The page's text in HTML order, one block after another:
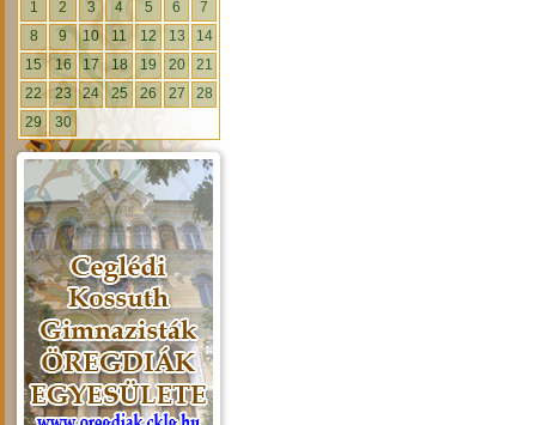
1
2 3 4 5 6
7
8
9 10 11 12 13
14
15
16 17 18 19 20
21
22
23 24 25 26 27
28
29
30